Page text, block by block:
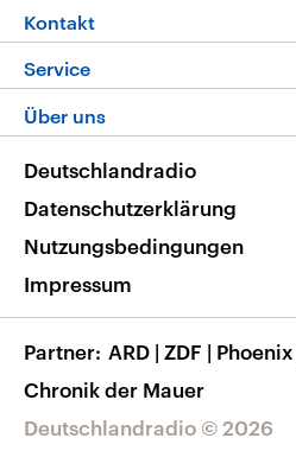
Die Nachrichten
Nachrichtenleicht
Neue Beiträge auf dlf.de
Livestream
Podcasts
Deutschlandfunk App
Nachrichten App
Frequenzen
Kontakt
Hörerservice
Service
FAQ
Veranstaltungen
Musikliste
RSS
Über uns
Barrierefreiheit
Deutschlandradio © 2026
Deutschlandradio
Datenschutzerklärung
Nutzungsbedingungen
Impressum
Partner ARD | ZDF | Phoenix
Chronik der Mauer